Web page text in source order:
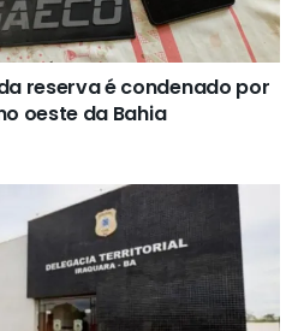
reserva é condenado por
oeste da Bahia